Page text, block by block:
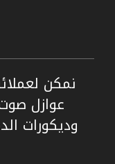
نمكن
عوازل
وديكورات